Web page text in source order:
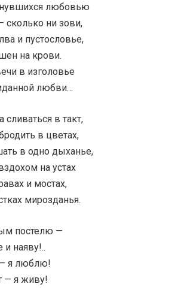
любовью
сколько ни зови,
и пустословье,
на крови.
в изголовье
любви…
сливаться в такт,
в цветах,
в одно дыханье,
на устах
и мостах,
мирозданья.
постелю —
и наяву!..
я люблю!
— я живу!